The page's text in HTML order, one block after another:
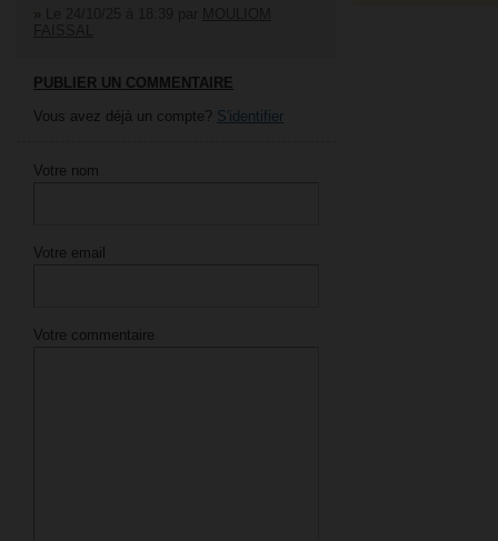
»
PUBLIER UN COMMENTAIRE
Vous avez déjà un compte? S'identifier
Votre nom
Votre email
Votre commentaire